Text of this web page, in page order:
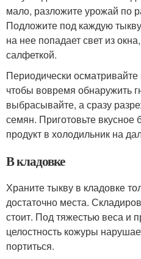
мало, разложите урожай по
Подложите под каждую
на нее попадает свет из
салфеткой.
Периодически
чтобы вовремя обнаружить
выбрасывайте, а сразу
семян. Приготовьте вкусное
продукт в холодильник на
В кладовке
Храните тыкву в кладовке
достаточно места.
стоит. Под тяжестью веса и
целостность кожуры
портиться.